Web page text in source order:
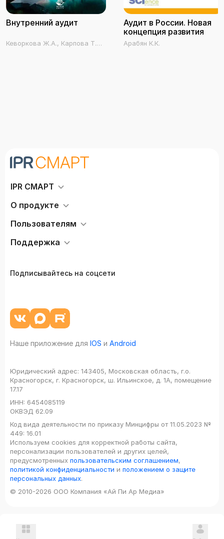
Внутренний аудит
Кеворкова Ж.А., Карпова Т.П.,
Аудит в России. Новая
концепция развития
Арабян К.К.
IPR СМАРТ
О продукте
Пользователям
Поддержка
Подписывайтесь на соцсети
Наше приложение для IOS и Android
Юридический адрес: 143405, Московская область, г.о.
Красногорск, г. Красногорск, ш. Ильинское, д. 1А, помещение
17.17
ИНН: 6454085119
ОКВЭД 62.09
Код вида деятельности по приказу Минцифры от 11.05.2023 №
449: 16.01
Используем cookies для корректной работы сайта,
персонализации пользователей и других целей,
предусмотренных пользовательским соглашением,
политикой конфиденциальности и положением о защите
персональных данных.
© 2010-2026 ООО Компания «Ай Пи Ар Медиа»